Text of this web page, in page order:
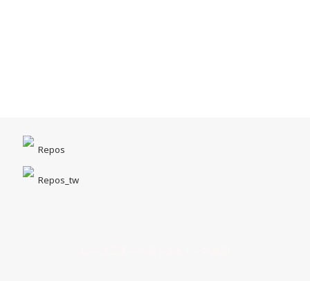
Repos
Repos_tw